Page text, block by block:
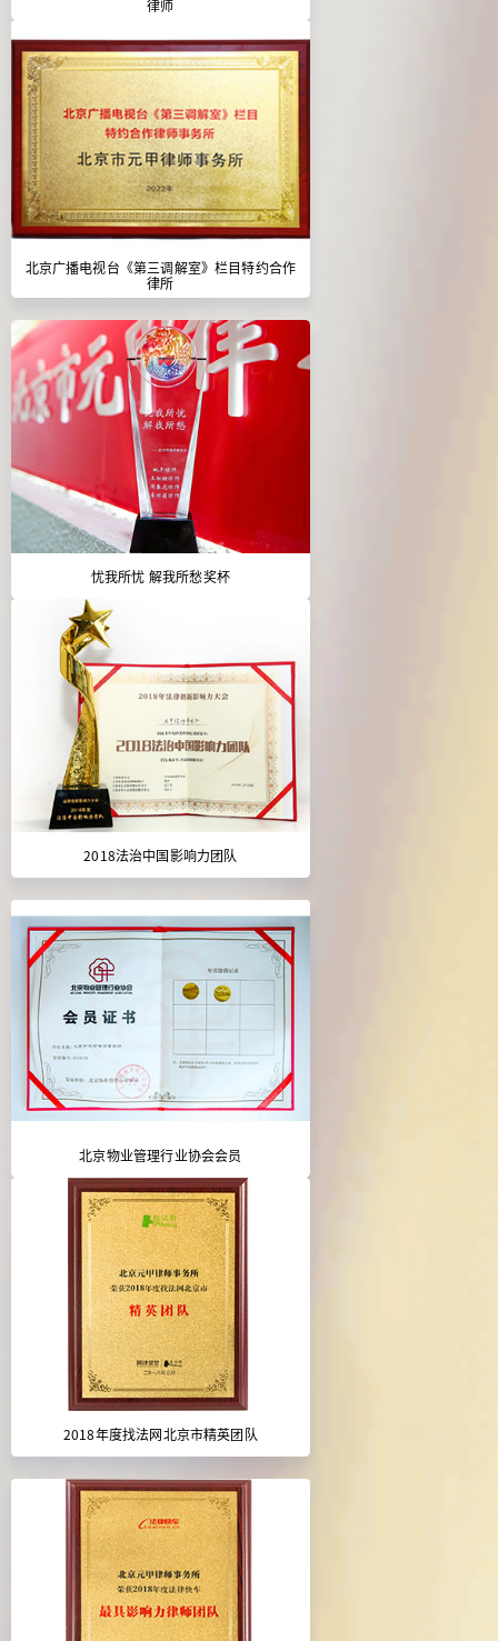
律师
北京广播电视台《第三调解室》栏目特约合作
律所
忧我所忧 解我所愁奖杯
2018法治中国影响力团队
北京物业管理行业协会会员
2018年度找法网北京市精英团队